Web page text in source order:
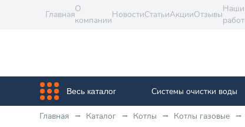
Главная
О
компании
НовостиСтатьиАкцииОтзывы
Наши
Весь каталог Системы очистки воды
Главная Каталог Котлы Котлы газовые